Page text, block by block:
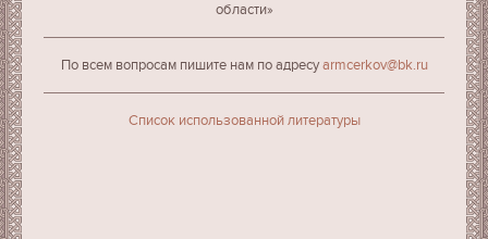
области»
По всем вопросам пишите нам по адресуarmcerkov@bk.ru
Cписок использованной литературы